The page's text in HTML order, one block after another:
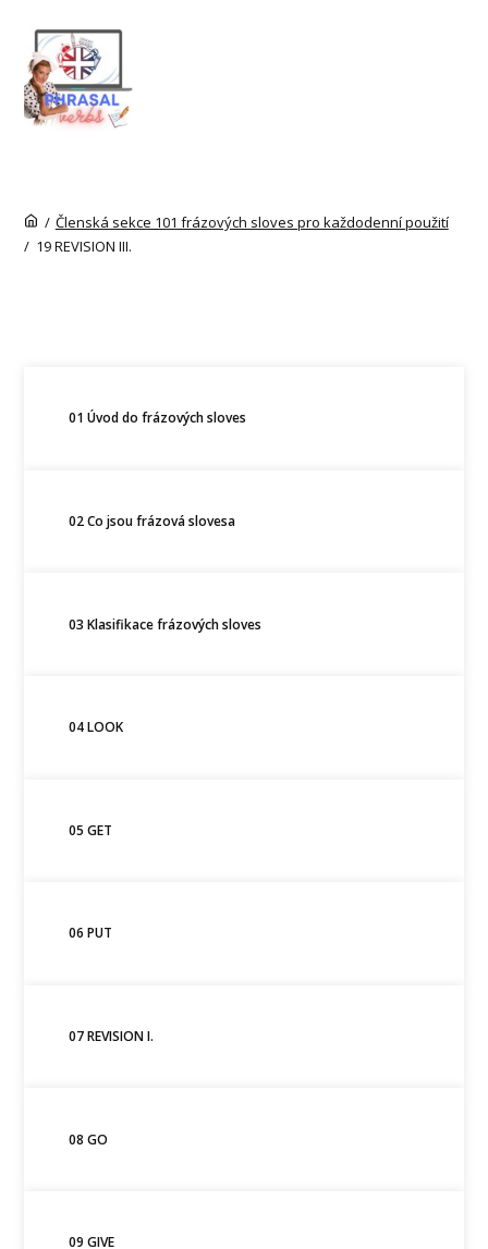
/ Členská sekce 101 frázových sloves pro každodenní použití
/ 19 REVISION III.
01 Úvod do frázových sloves
02 Co jsou frázová slovesa
03 Klasifikace frázových sloves
04 LOOK
05 GET
06 PUT
07 REVISION I.
08 GO
09 GIVE